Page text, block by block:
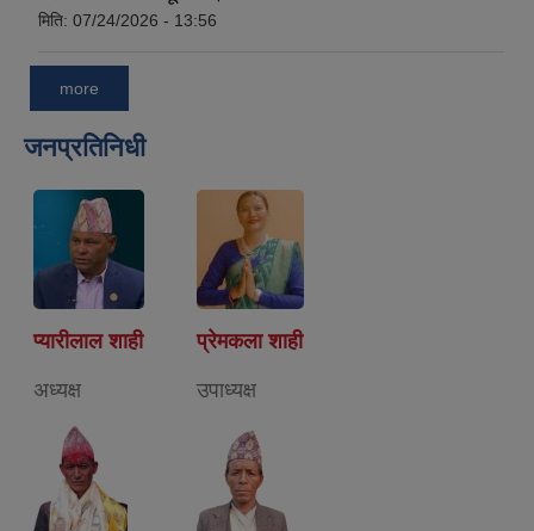
मिति: 07/24/2026 - 13:56
more
जनप्रतिनिधी
प्यारीलाल शाही
अध्यक्ष
प्रेमकला शाही
उपाध्यक्ष